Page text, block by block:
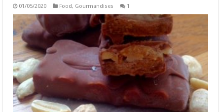
01/05/2020 Food, Gourmandises 1